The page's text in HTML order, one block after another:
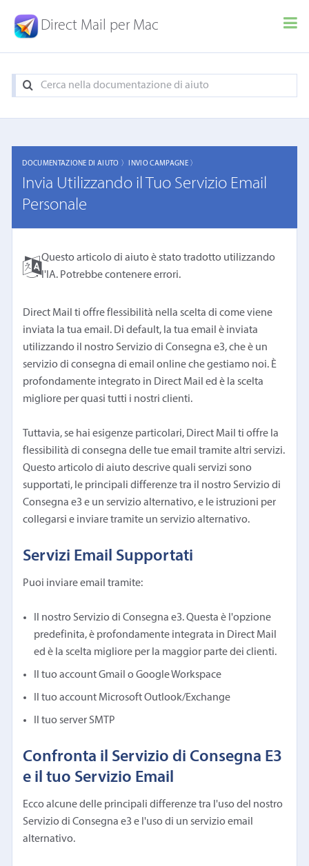
Direct Mail per Mac
DOCUMENTAZIONE DI AIUTO 〉 INVIO CAMPAGNE 〉
Invia Utilizzando il Tuo Servizio Email
Personale
Questo articolo di aiuto è stato tradotto utilizzando
l'IA. Potrebbe contenere errori.
Direct Mail ti offre flessibilità nella scelta di come viene
inviata la tua email. Di default, la tua email è inviata
utilizzando il nostro Servizio di Consegna e3, che è un
servizio di consegna di email online che gestiamo noi. È
profondamente integrato in Direct Mail ed è la scelta
migliore per quasi tutti i nostri clienti.
Tuttavia, se hai esigenze particolari, Direct Mail ti offre la
flessibilità di consegna delle tue email tramite altri servizi.
Questo articolo di aiuto descrive quali servizi sono
supportati, le principali differenze tra il nostro Servizio di
Consegna e3 e un servizio alternativo, e le istruzioni per
collegarsi e inviare tramite un servizio alternativo.
Servizi Email Supportati
Puoi inviare email tramite:
Il nostro Servizio di Consegna e3. Questa è l'opzione
predefinita, è profondamente integrata in Direct Mail
ed è la scelta migliore per la maggior parte dei clienti.
Il tuo account Gmail o Google Workspace
Il tuo account Microsoft Outlook/Exchange
Il tuo server SMTP
Confronta il Servizio di Consegna E3
e il tuo Servizio Email
Ecco alcune delle principali differenze tra l'uso del nostro
Servizio di Consegna e3 e l'uso di un servizio email
alternativo.